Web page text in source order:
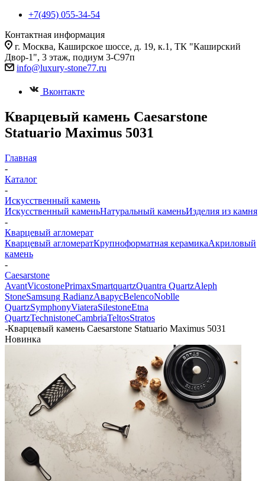
+7(495) 055-34-54
Контактная информация
г. Москва, Каширское шоссе, д. 19, к.1, ТК "Каширский
Двор-1", 3 этаж, подиум 3-С97п
info@luxury-stone77.ru
Вконтакте
Кварцевый камень Caesarstone ​​​​​​​
Statuario Maximus 5031
Главная
-
Каталог
-
Искусственный камень
Искусственный каменьНатуральный каменьИзделия из камня
-
Кварцевый агломерат
Кварцевый агломератКрупноформатная керамикаАкриловый
камень
-
Caesarstone
AvantVicostonePrimaxSmartquartzQuantra QuartzAleph
StoneSamsung RadianzАварусBelencoNoblle
QuartzSymphonyViateraSilestoneEtna
QuartzTechnistoneCambriaTeltosStratos
-Кварцевый камень Caesarstone ​​​​​​​Statuario Maximus 5031
Новинка